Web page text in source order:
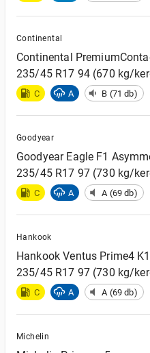
Continental
Continental
235/45 R17 94 (670 kg/
C A B (71 db)
Goodyear
Goodyear Eagle F1
235/45 R17 97 (730 kg/
C A A (69 db)
Hankook
Hankook Ventus Prime4
235/45 R17 97 (730 kg/
C A A (69 db)
Michelin